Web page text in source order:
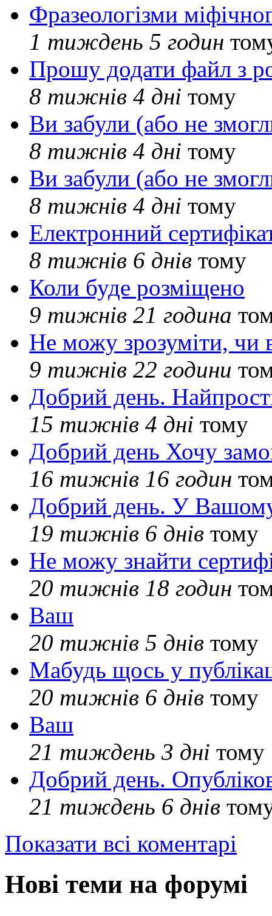
Фразеологізми
1 тиждень 5 годин
Прошу додати файл з
8 тижнів 4 дні тому
Ви забули (або не
8 тижнів 4 дні тому
Ви забули (або не
8 тижнів 4 дні тому
Електронний
8 тижнів 6 днів тому
Коли буде розміщено
9 тижнів 21 година
Не можу зрозуміти, чи
9 тижнів 22 години
Добрий день.
15 тижнів 4 дні тому
Добрий день Хочу
16 тижнів 16 годин
Добрий день. У Вашому
19 тижнів 6 днів тому
Не можу знайти
20 тижнів 18 годин
Ваш
20 тижнів 5 днів тому
Мабудь щось у
20 тижнів 6 днів тому
Ваш
21 тиждень 3 дні тому
Добрий день.
21 тиждень 6 днів
Показати всі коментарі
Нові теми на форумі